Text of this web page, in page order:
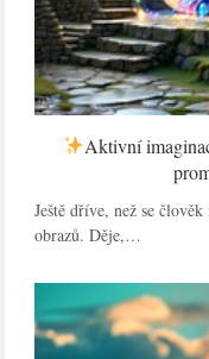
Aktivní
Ještě dříve, než se
obrazů. Děje,…